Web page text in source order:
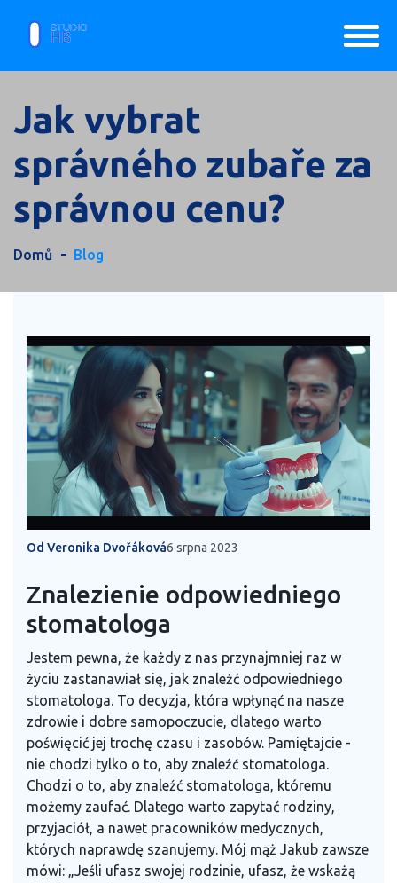
Jak vybrat
správného zubaře za
správnou cenu?
Domů Blog
Od Veronika Dvořáková6 srpna 2023
Znalezienie odpowiedniego
stomatologa
Jestem pewna, że każdy z nas przynajmniej raz w
życiu zastanawiał się, jak znaleźć odpowiedniego
stomatologa. To decyzja, która wpłynąć na nasze
zdrowie i dobre samopoczucie, dlatego warto
poświęcić jej trochę czasu i zasobów. Pamiętajcie -
nie chodzi tylko o to, aby znaleźć stomatologa.
Chodzi o to, aby znaleźć stomatologa, któremu
możemy zaufać. Dlatego warto zapytać rodziny,
przyjaciół, a nawet pracowników medycznych,
których naprawdę szanujemy. Mój mąż Jakub zawsze
mówi: „Jeśli ufasz swojej rodzinie, ufasz, że wskażą